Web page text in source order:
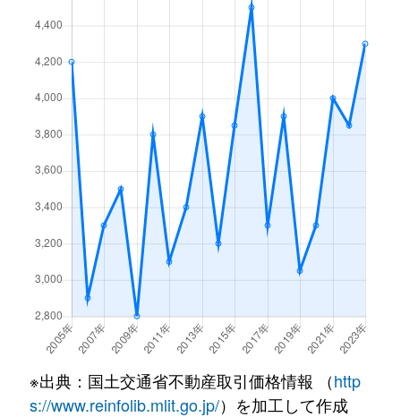
浦和
別所
中浦和
徒歩10
別所
中浦和
徒歩6分
別所
8,000万円 中浦和
4,100万円 中浦和
3,600万円 中浦和
別所
3,800万円 中浦和
別所
4,000万円 中浦和
徒歩7分
別所
4,300万円 武蔵浦和
徒歩9分
別所
4,000万円 武蔵浦和
徒歩6分
※出典：国土交通省不動産取引価格情報 （http
s://www.reinfolib.mlit.go.jp/）を加工して作成